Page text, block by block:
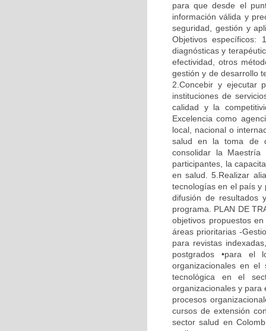
para que desde el
información válida y
seguridad, gestión y
Objetivos específicos:
diagnósticas y
efectividad, otros
gestión y de desarrollo
2.Concebir y ejecutar
instituciones de
calidad y la
Excelencia como
local, nacional o
salud en la toma de
consolidar la Maestría
participantes, la
en salud. 5.Realizar
tecnologías en el país y
difusión de resultados
programa. PLAN DE
objetivos propuestos
áreas prioritarias -
para revistas
postgrados •para el
organizacionales en
tecnológica en el
organizacionales y para
procesos
cursos de extensión
sector salud en